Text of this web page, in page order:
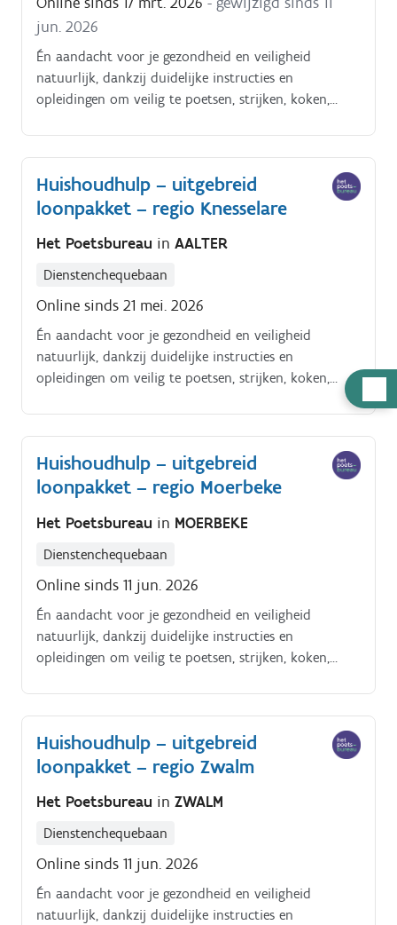
jun. 2026
Én aandacht voor je gezondheid en veiligheid
natuurlijk, dankzij duidelijke instructies en
opleidingen om veilig te poetsen, strijken, koken,
Huishoudhulp – uitgebreid
loonpakket – regio Knesselare
Het Poetsbureau in AALTER
Dienstenchequebaan
Online sinds 21 mei. 2026
Én aandacht voor je gezondheid en veiligheid
natuurlijk, dankzij duidelijke instructies en
opleidingen om veilig te poetsen, strijken, koken,
Huishoudhulp – uitgebreid
loonpakket – regio Moerbeke
Het Poetsbureau in MOERBEKE
Dienstenchequebaan
Online sinds 11 jun. 2026
Én aandacht voor je gezondheid en veiligheid
natuurlijk, dankzij duidelijke instructies en
opleidingen om veilig te poetsen, strijken, koken,
Huishoudhulp – uitgebreid
loonpakket – regio Zwalm
Het Poetsbureau in ZWALM
Dienstenchequebaan
Online sinds 11 jun. 2026
Én aandacht voor je gezondheid en veiligheid
natuurlijk, dankzij duidelijke instructies en